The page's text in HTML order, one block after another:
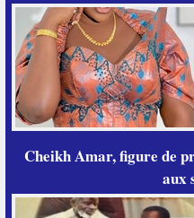
Cheikh Amar, figure de
aux